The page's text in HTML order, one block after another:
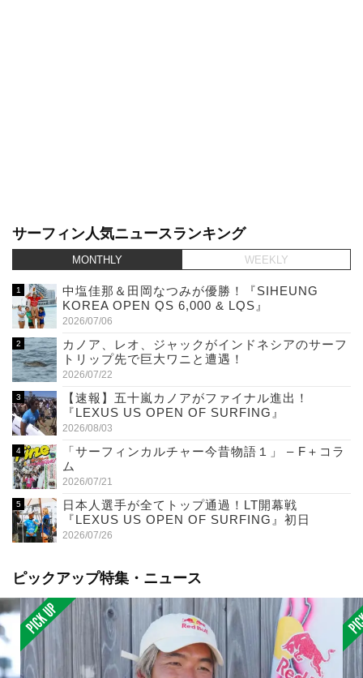
サーフィン人気ニュースランキング
MONTHLY WEEKLY
中塩佳那＆田岡なつみが優勝！『SIHEUNG
KOREA OPEN QS 6,000 & LQS』
2026/07/06
カノア、レオ、ジャックがインドネシアのサーフ
トリップ先で巨大ワニと遭遇！
2026/07/22
【速報】五十嵐カノアがファイナル進出！
『LEXUS US OPEN OF SURFING』
2026/08/03
「サーフィンカルチャー今昔物語１」 – F＋コラ
ム
2026/07/21
日本人選手が全てトップ通過！LT開幕戦
『LEXUS US OPEN OF SURFING』初日
2026/07/26
ピックアップ特集・ニュース